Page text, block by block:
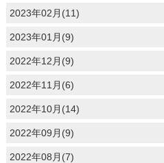
2023年02月(11)
2023年01月(9)
2022年12月(9)
2022年11月(6)
2022年10月(14)
2022年09月(9)
2022年08月(7)